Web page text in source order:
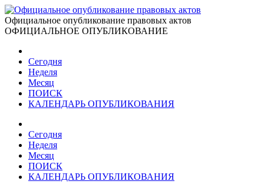
Официальное опубликование правовых актов
ОФИЦИАЛЬНОЕ ОПУБЛИКОВАНИЕ
Сегодня
Неделя
Месяц
ПОИСК
КАЛЕНДАРЬ ОПУБЛИКОВАНИЯ
Сегодня
Неделя
Месяц
ПОИСК
КАЛЕНДАРЬ ОПУБЛИКОВАНИЯ